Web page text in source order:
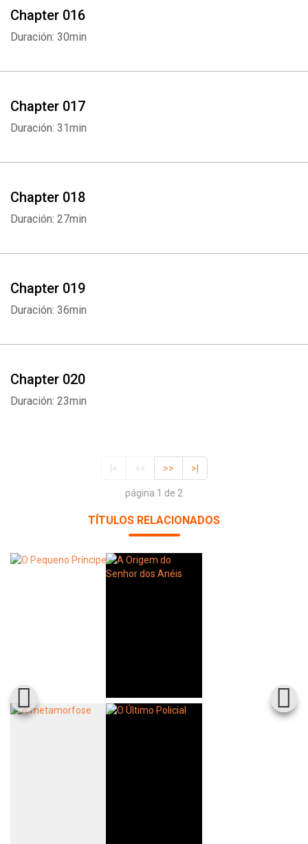
Chapter 016
Duración: 30min
Chapter 017
Duración: 31min
Chapter 018
Duración: 27min
Chapter 019
Duración: 36min
Chapter 020
Duración: 23min
|< << >> >|
página 1 de 2
TÍTULOS RELACIONADOS